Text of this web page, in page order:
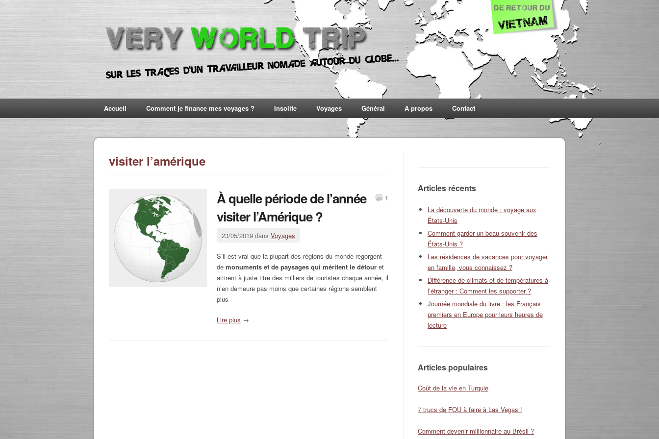
Accueil Comment je finance mes voyages ? Insolite Voyages Général À propos Contact
visiter l’amérique
À quelle période de l’année
visiter l’Amérique ?
23/05/2019 dans Voyages
S’il est vrai que la plupart des régions du monde regorgent
de monuments et de paysages qui méritent le détour et
attirent à juste titre des milliers de touristes chaque année, il
n’en demeure pas moins que certaines régions semblent
plus
Lire plus →
1
Articles récents
La découverte du monde : voyage aux
États-Unis
Comment garder un beau souvenir des
États-Unis ?
Les résidences de vacances pour voyager
en famille, vous connaissez ?
Différence de climats et de températures à
l’étranger : Comment les supporter ?
Journée mondiale du livre : les Français
premiers en Europe pour leurs heures de
lecture
Articles populaires
Coût de la vie en Turquie
7 trucs de FOU à faire à Las Vegas !
Comment devenir millionnaire au Brésil ?